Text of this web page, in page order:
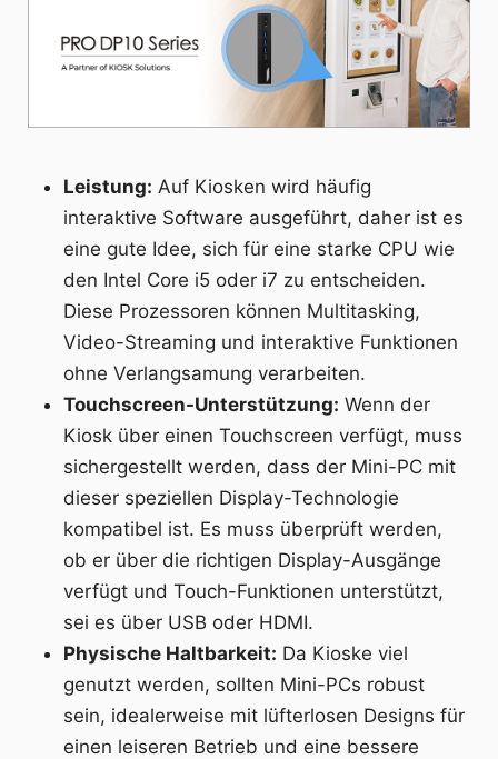
Leistung: Auf Kiosken wird häufig
interaktive Software ausgeführt, daher ist es
eine gute Idee, sich für eine starke CPU wie
den Intel Core i5 oder i7 zu entscheiden.
Diese Prozessoren können Multitasking,
Video-Streaming und interaktive Funktionen
ohne Verlangsamung verarbeiten.
Touchscreen-Unterstützung: Wenn der
Kiosk über einen Touchscreen verfügt, muss
sichergestellt werden, dass der Mini-PC mit
dieser speziellen Display-Technologie
kompatibel ist. Es muss überprüft werden,
ob er über die richtigen Display-Ausgänge
verfügt und Touch-Funktionen unterstützt,
sei es über USB oder HDMI.
Physische Haltbarkeit: Da Kioske viel
genutzt werden, sollten Mini-PCs robust
sein, idealerweise mit lüfterlosen Designs für
einen leiseren Betrieb und eine bessere